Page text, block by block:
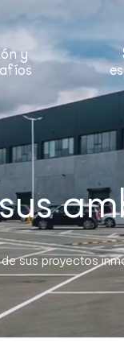
y
sus proyectos